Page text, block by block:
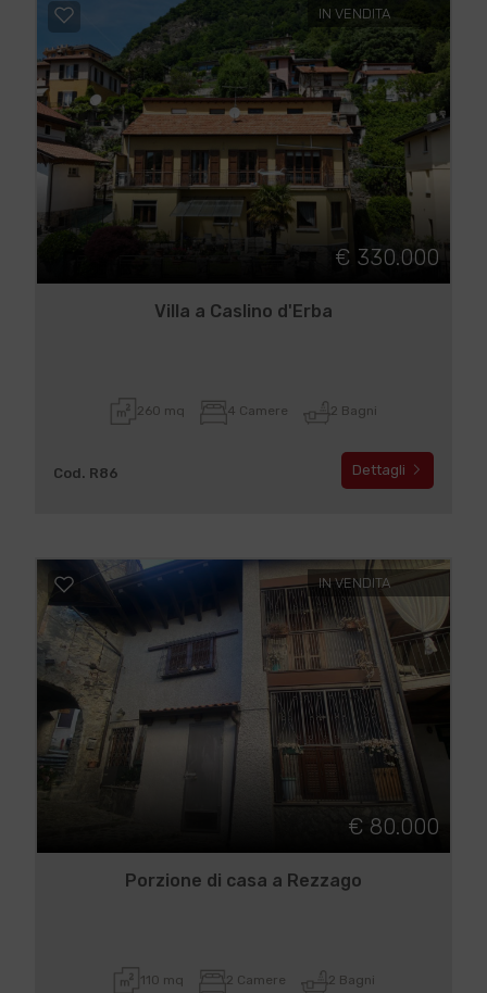
IN VENDITA
€ 330.000
Villa a Caslino d'Erba
260 mq 4 Camere 2 Bagni
Cod. R86 Dettagli
IN VENDITA
€ 80.000
Porzione di casa a Rezzago
110 mq 2 Camere 2 Bagni